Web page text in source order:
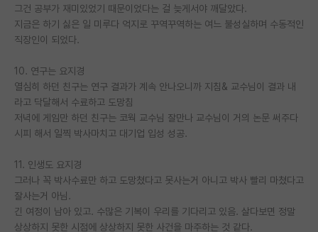
그건 공부가 재미있었기 때문이었다는 걸 늦게서야 깨달았다.
지금은 하기 싫은 일 미루다 억지로 꾸역꾸역하는 여느 불성실하며 수동적인
직장인이 되었다.
10. 연구는 요지경
열심히 하던 친구는 연구 결과가 계속 안나오니까 지침& 교수님이 결과 내
라고 닥달해서 수료하고 도망침
저녁에 게임만 하던 친구는 코웍 교수님 잘만나 교수님이 거의 논문 써주다
시피 해서 일찍 박사마치고 대기업 입성 성공.
11. 인생도 요지경
그러나 꼭 박사수료만 하고 도망쳤다고 못사는거 아니고 박사 빨리 마쳤다고
잘사는거 아님.
긴 여정이 남아 있고. 수많은 기복이 우리를 기다리고 있음. 살다보면 정말
상상하지 못한 시점에 상상하지 못한 사건을 마주하는 것 같다.